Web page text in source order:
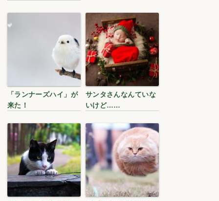
「ランナーズハイ」が
来た！
サンタさんなんていな
いけど……